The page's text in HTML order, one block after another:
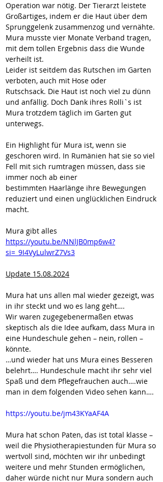
Operation war nötig. Der Tierarzt leistete
Großartiges, indem er die Haut über dem
Sprunggelenk zusammenzog und vernähte.
Mura musste vier Monate Verband tragen,
mit dem tollen Ergebnis dass die Wunde
verheilt ist.
Leider ist seitdem das Rutschen im Garten
verboten, auch mit Hose oder
Rutschsack. Die Haut ist noch viel zu dünn
und anfällig. Doch Dank ihres Rolli`s ist
Mura trotzdem täglich im Garten gut
unterwegs.
Ein Highlight für Mura ist, wenn sie
geschoren wird. In Rumänien hat sie so viel
Fell mit sich rumtragen müssen, dass sie
immer noch ab einer
bestimmten Haarlänge ihre Bewegungen
reduziert und einen unglücklichen Eindruck
macht.
Mura gibt alles
https://youtu.be/NNlJB0mp6w4?
si=_9I4VyLulwrZ7Vs3
Update 15.08.2024
Mura hat uns allen mal wieder gezeigt, was
in ihr steckt und wo es lang geht….
Wir waren zugegebenermaßen etwas
skeptisch als die Idee aufkam, dass Mura in
eine Hundeschule gehen – nein, rollen –
könnte.
…und wieder hat uns Mura eines Besseren
belehrt…. Hundeschule macht ihr sehr viel
Spaß und dem Pflegefrauchen auch….wie
man in dem folgenden Video sehen kann….
https://youtu.be/jm43KYaAF4A
Mura hat schon Paten, das ist total klasse –
weil die Physiotherapiestunden für Mura so
wertvoll sind, möchten wir ihr unbedingt
weitere und mehr Stunden ermöglichen,
daher würde nicht nur Mura sondern auch